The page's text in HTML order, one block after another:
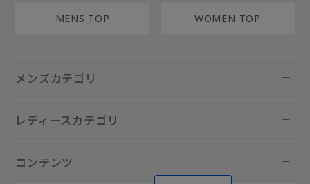
MENS TOP WOMEN TOP
メンズカテゴリ
レディースカテゴリ
コンテンツ